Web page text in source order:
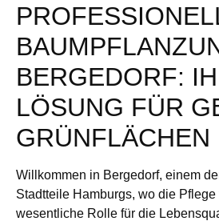
BERGEDORF:
LÖSUNG FÜR
GRÜNFLÄCHEN
Willkommen in Bergedorf, einem
Stadtteile Hamburgs, wo die
wesentliche Rolle für die